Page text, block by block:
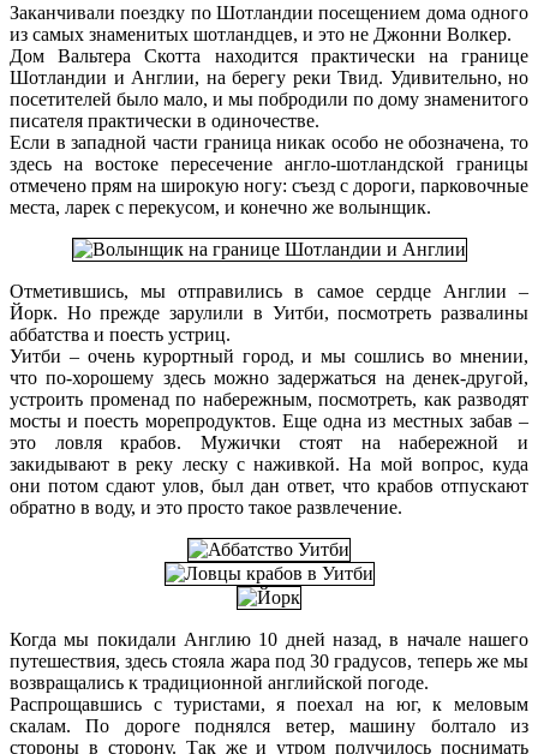
Заканчивали поездку по Шотландии посещением дома одного
из самых знаменитых шотландцев, и это не Джонни Волкер.
Дом Вальтера Скотта находится практически на границе
Шотландии и Англии, на берегу реки Твид. Удивительно, но
посетителей было мало, и мы побродили по дому знаменитого
писателя практически в одиночестве.
Если в западной части граница никак особо не обозначена, то
здесь на востоке пересечение англо-шотландской границы
отмечено прям на широкую ногу: съезд с дороги, парковочные
места, ларек с перекусом, и конечно же волынщик.
Отметившись, мы отправились в самое сердце Англии –
Йорк. Но прежде зарулили в Уитби, посмотреть развалины
аббатства и поесть устриц.
Уитби – очень курортный город, и мы сошлись во мнении,
что по-хорошему здесь можно задержаться на денек-другой,
устроить променад по набережным, посмотреть, как разводят
мосты и поесть морепродуктов. Еще одна из местных забав –
это ловля крабов. Мужички стоят на набережной и
закидывают в реку леску с наживкой. На мой вопрос, куда
они потом сдают улов, был дан ответ, что крабов отпускают
обратно в воду, и это просто такое развлечение.
Когда мы покидали Англию 10 дней назад, в начале нашего
путешествия, здесь стояла жара под 30 градусов, теперь же мы
возвращались к традиционной английской погоде.
Распрощавшись с туристами, я поехал на юг, к меловым
скалам. По дороге поднялся ветер, машину болтало из
стороны в сторону. Так же и утром получилось поснимать